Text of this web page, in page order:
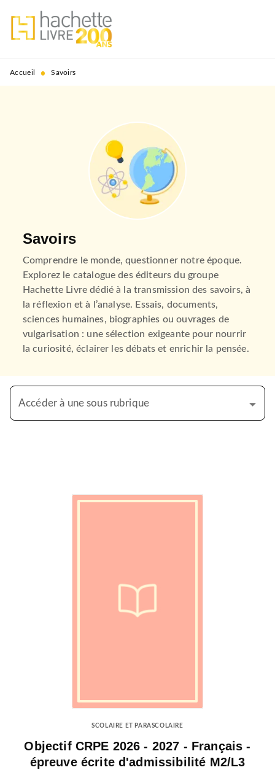
MENU RECHERCHE
PIED DE PAGE
Accueil • Savoirs
Savoirs
Comprendre le monde, questionner notre époque.
Explorez le catalogue des éditeurs du groupe
Hachette Livre dédié à la transmission des savoirs, à
la réflexion et à l’analyse. Essais, documents,
sciences humaines, biographies ou ouvrages de
vulgarisation : une sélection exigeante pour nourrir
la curiosité, éclairer les débats et enrichir la pensée.
Accéder à une sous rubrique
SCOLAIRE ET PARASCOLAIRE
Objectif CRPE 2026 - 2027 - Français -
épreuve écrite d'admissibilité M2/L3